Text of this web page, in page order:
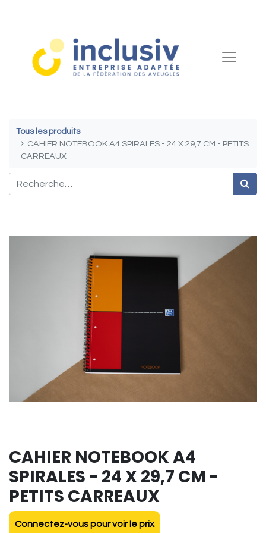
Tous les produits
CAHIER NOTEBOOK A4 SPIRALES - 24 X 29,7 CM - PETITS
CARREAUX
CAHIER NOTEBOOK A4
SPIRALES - 24 X 29,7 CM -
PETITS CARREAUX
Connectez-vous pour voir le prix